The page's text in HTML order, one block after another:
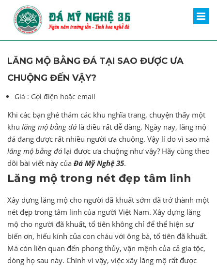
LĂNG MỘ BẰNG ĐÁ TẠI SAO ĐƯỢC ƯA
CHUỘNG ĐẾN VẬY?
Giá : Gọi điện hoặc email
Khi các bạn ghé thăm các khu nghĩa trang, chuyện thấy một
khu lăng mộ bằng đá là điều rất dễ dàng. Ngày nay, lăng mộ
đá đang được rất nhiều người ưa chuộng. Vậy lí do vì sao mà
lăng mộ bằng đá lại được ưa chuộng như vậy? Hãy cùng theo
dõi bài viết này của Đá Mỹ Nghệ 35.
Lăng mộ trong nét đẹp tâm linh
Xây dựng lăng mộ cho người đã khuất sớm đã trở thành một
nét đẹp trong tâm linh của người Việt Nam. Xây dựng lăng
mộ cho người đã khuất, tổ tiên không chỉ để thể hiện sự
biến ơn, hiếu kính của con cháu với ông bà, tổ tiên đã khuất.
Mà còn liên quan đến phong thủy, vận mệnh của cả gia tộc,
dòng họ sau này. Chính vì vậy, việc xây lăng mộ rất được